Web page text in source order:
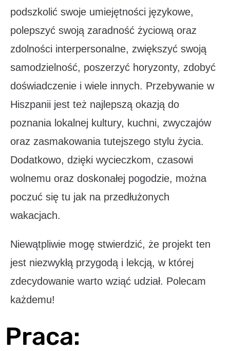
podszkolić swoje umiejętności językowe,
polepszyć swoją zaradność życiową oraz
zdolności interpersonalne, zwiększyć swoją
samodzielność, poszerzyć horyzonty, zdobyć
doświadczenie i wiele innych. Przebywanie w
Hiszpanii jest też najlepszą okazją do
poznania lokalnej kultury, kuchni, zwyczajów
oraz zasmakowania tutejszego stylu życia.
Dodatkowo, dzięki wycieczkom, czasowi
wolnemu oraz doskonałej pogodzie, można
poczuć się tu jak na przedłużonych
wakacjach.
Niewątpliwie mogę stwierdzić, że projekt ten
jest niezwykłą przygodą i lekcją, w której
zdecydowanie warto wziąć udział. Polecam
każdemu!
Praca: